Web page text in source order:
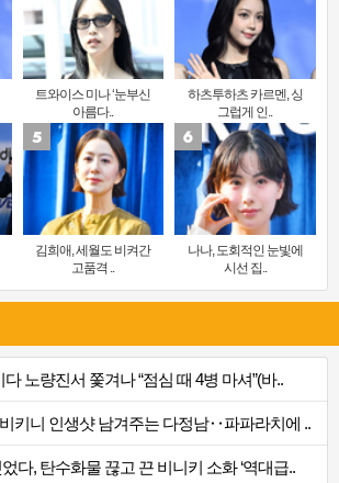
트와이스 미나 ‘눈부신
아름다..
하츠투하츠 카르멘, 싱
그럽게 인..
김희애, 세월도 비켜간
고품격 ..
나나, 도회적인 눈빛에
시선 집..
노량진서 쫓겨나 “점심 때 4병 마셔”(바..
키니 인생샷 남겨주는 다정남‥파파라치에 ..
다, 탄수화물 끊고 끈 비니키 소화 ‘역대급..